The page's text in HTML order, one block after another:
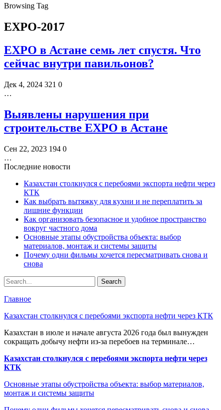
Browsing Tag
EXPO-2017
EXPO в Астане семь лет спустя. Что
сейчас внутри павильонов?
Дек 4, 2024 321 0
…
Выявлены нарушения при
строительстве EXPO в Астане
Сен 22, 2023 194 0
…
Последние новости
Казахстан столкнулся с перебоями экспорта нефти через
КТК
Как выбрать вытяжку для кухни и не переплатить за
лишние функции
Как организовать безопасное и удобное пространство
вокруг частного дома
Основные этапы обустройства объекта: выбор
материалов, монтаж и системы защиты
Почему одни фильмы хочется пересматривать снова и
снова
Главное
Казахстан столкнулся с перебоями экспорта нефти через КТК
Казахстан в июле и начале августа 2026 года был вынужден
сокращать добычу нефти из-за перебоев на терминале…
Казахстан столкнулся с перебоями экспорта нефти через
КТК
Основные этапы обустройства объекта: выбор материалов,
монтаж и системы защиты